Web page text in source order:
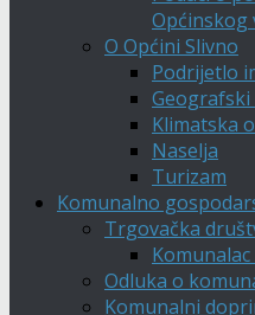
Općinskog
O Općini Slivno
Podrijetlo
Klimatska
Naselja
Turizam
Komunalno
Trgovačka
Komunalac
Odluka o
Komunalni